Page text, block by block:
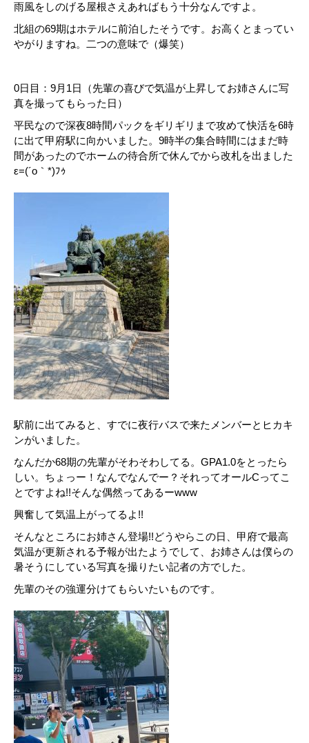
雨風をしのげる屋根さえあればもう十分なんですよ。
北組の69期はホテルに前泊したそうです。お高くとまってい
やがりますね。二つの意味で（爆笑）
0日目：9月1日（先輩の喜びで気温が上昇してお姉さんに写
真を撮ってもらった日）
平民なので深夜8時間パックをギリギリまで攻めて快活を6時
に出て甲府駅に向かいました。9時半の集合時間にはまだ時
間があったのでホームの待合所で休んでから改札を出ました
ε=(´o｀*)ﾌｩ
駅前に出てみると、すでに夜行バスで来たメンバーとヒカキ
ンがいました。
なんだか68期の先輩がそわそわしてる。GPA1.0をとったら
しい。ちょっー！なんでなんでー？それってオールCってこ
とですよね!!そんな偶然ってあるーwww
興奮して気温上がってるよ!!
そんなところにお姉さん登場!!どうやらこの日、甲府で最高
気温が更新される予報が出たようでして、お姉さんは僕らの
暑そうにしている写真を撮りたい記者の方でした。
先輩のその強運分けてもらいたいものです。